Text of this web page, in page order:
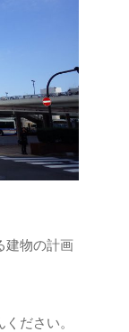
建物の計画
ださい。